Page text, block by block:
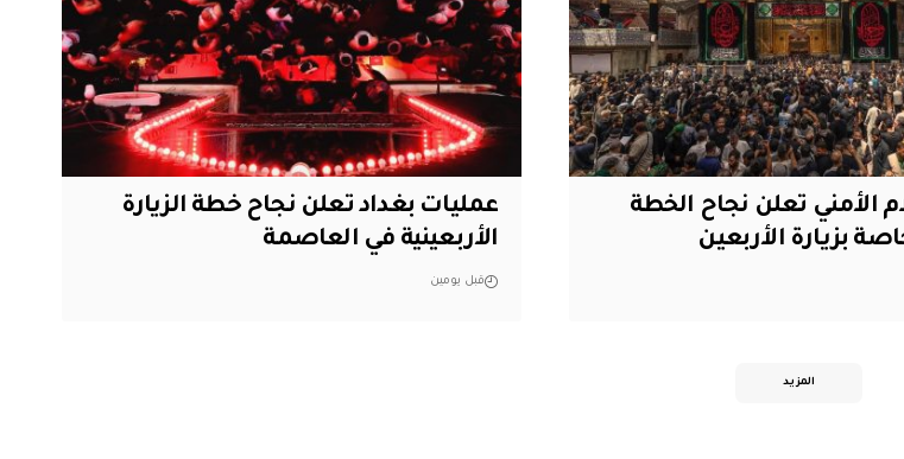
الأمني تعلن نجاح الخطة
بزيارة الأربعين
عمليات بغداد تعلن نجاح خطة الزيارة
الأربعينية في العاصمة
قبل يومين
المزيد